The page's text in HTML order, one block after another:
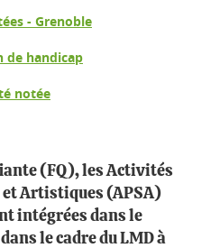
- Grenoble
de handicap
notée
(FQ), les Activités
Artistiques (APSA)
intégrées dans le
le cadre du LMD à